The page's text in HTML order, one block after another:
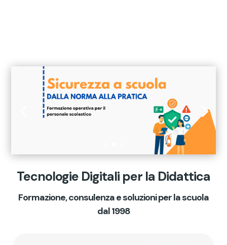
Tecnologie Digitali per la Didattica
Formazione, consulenza e soluzioni per la scuola
dal 1998